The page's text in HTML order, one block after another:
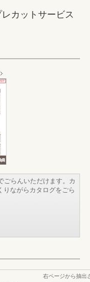
カットサービス
ごらんいただけます。カ
りながらカタログをごら
右ページから抽出